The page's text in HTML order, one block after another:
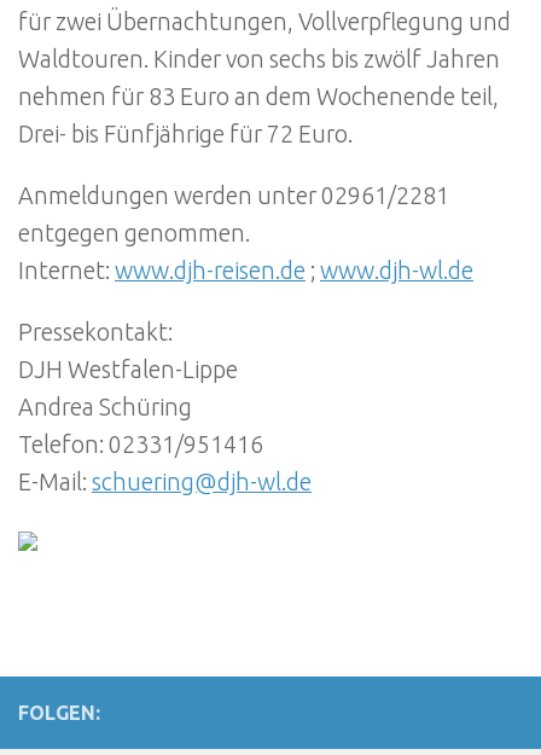
für zwei Übernachtungen, Vollverpflegung und
Waldtouren. Kinder von sechs bis zwölf Jahren
nehmen für 83 Euro an dem Wochenende teil,
Drei- bis Fünfjährige für 72 Euro.
Anmeldungen werden unter 02961/2281
entgegen genommen.
Internet: www.djh-reisen.de ; www.djh-wl.de
Pressekontakt:
DJH Westfalen-Lippe
Andrea Schüring
Telefon: 02331/951416
E-Mail: schuering@djh-wl.de
FOLGEN: